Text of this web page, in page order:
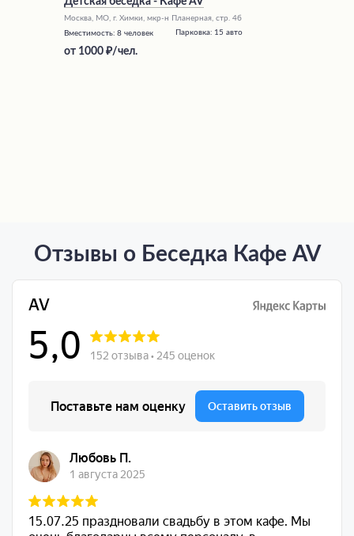
Москва, МО, г. Химки, мкр-н Планерная, стр. 4б
Вместимость: 8 человек Парковка: 15 авто
от 1000 /чел.
Отзывы о Беседка Кафе AV